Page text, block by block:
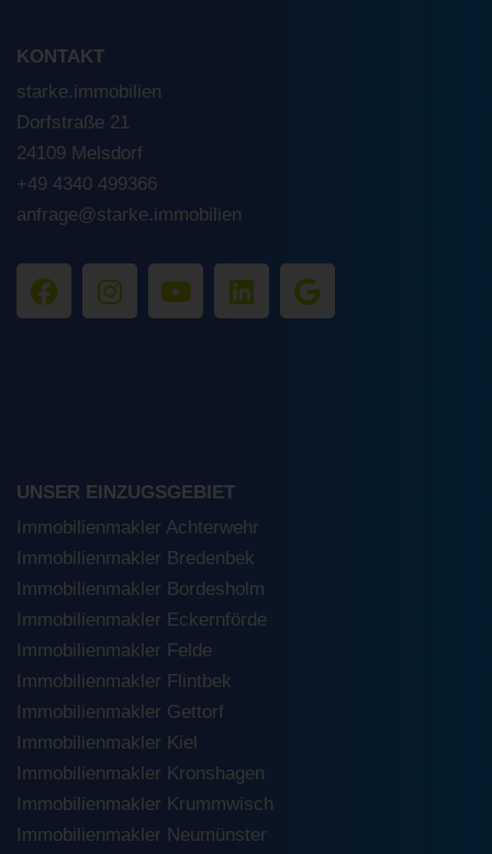
KONTAKT
starke.immobilien
Dorfstraße 21
24109 Melsdorf
+49 4340 499366
anfrage@starke.immobilien
UNSER EINZUGSGEBIET
Immobilienmakler Achterwehr
Immobilienmakler Bredenbek
Immobilienmakler Bordesholm
Immobilienmakler Eckernförde
Immobilienmakler Felde
Immobilienmakler Flintbek
Immobilienmakler Gettorf
Immobilienmakler Kiel
Immobilienmakler Kronshagen
Immobilienmakler Krummwisch
Immobilienmakler Neumünster